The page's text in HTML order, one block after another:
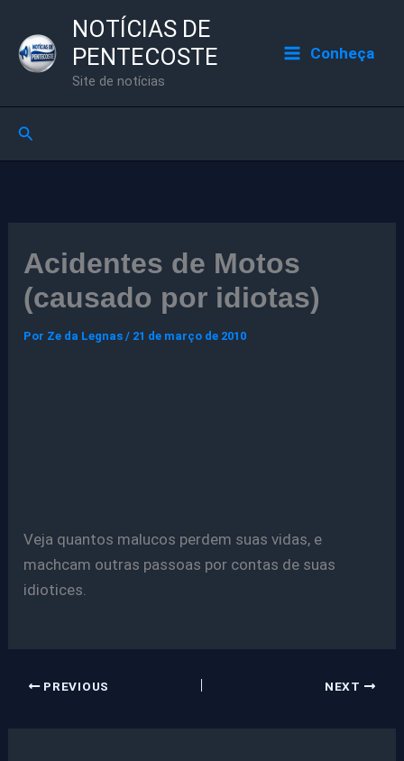
para
NOTÍCIAS DE
PENTECOSTE
Site de notícias
Conheça
Pesquisar
Acidentes de Motos
(causado por idiotas)
Por Ze da Legnas/ 21 de março de 2010
Veja quantos malucos perdem suas vidas, e
machcam outras passoas por contas de suas
idiotices.
PREVIOUS NEXT